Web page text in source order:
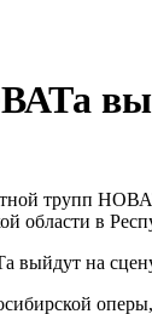
трупп
области в
на сцену